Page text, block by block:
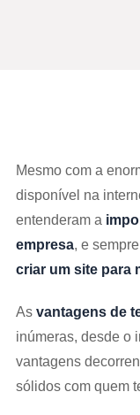
Mesmo com a
disponível na
entenderam a
empresa, e
criar um site para
As vantagens de
inúmeras, desde o
vantagens
sólidos com quem